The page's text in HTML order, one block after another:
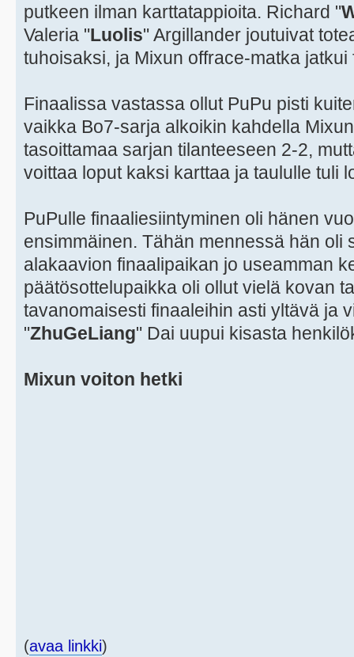
putkeen ilman karttatappioita. Richard "
Valeria "Luolis" Argillander joutuivat
tuhoisaksi, ja Mixun offrace-matka jatkui
Finaalissa vastassa ollut PuPu pisti
vaikka Bo7-sarja alkoikin kahdella
tasoittamaa sarjan tilanteeseen 2-2,
voittaa loput kaksi karttaa ja taululle tuli
PuPulle finaaliesiintyminen oli hänen
ensimmäinen. Tähän mennessä hän oli
alakaavion finaalipaikan jo useamman
päätösottelupaikka oli ollut vielä kovan
tavanomaisesti finaaleihin asti yltävä ja
"ZhuGeLiang" Dai uupui kisasta
Mixun voiton hetki
(avaa linkki)